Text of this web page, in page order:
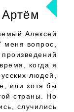
Артём
Алексей
меня вопрос,
когда я
людей,
или хотя бы
страны. Но
случились